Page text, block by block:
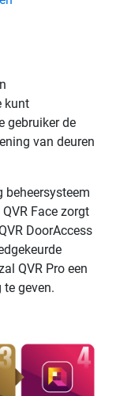
kunt
gebruiker de
van deuren
beheersysteem
QVR Face zorgt
DoorAccess
QVR Pro een
geven.